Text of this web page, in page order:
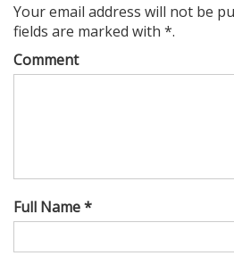
Your email address will not be
fields are marked with *.
Comment
Full Name *